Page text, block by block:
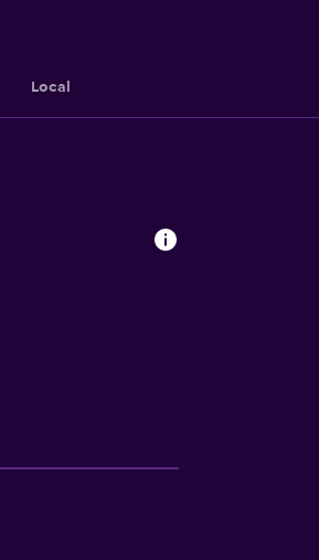
Local